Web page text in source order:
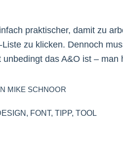
praktischer, damit zu
zu klicken. Dennoch
das A&O ist –
MIKE SCHNOOR
, FONT, TIPP, TOOL